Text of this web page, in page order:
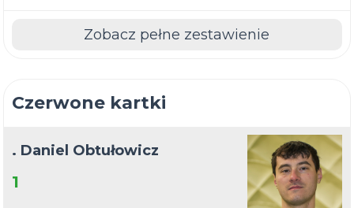
Zobacz pełne zestawienie
Czerwone kartki
. Daniel Obtułowicz
1